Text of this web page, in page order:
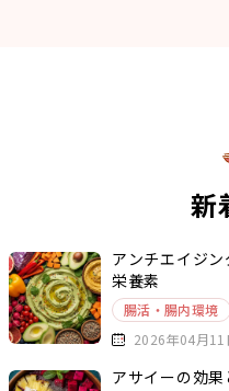
新
アンチエイジ
栄養素
腸活・腸内環境
2026年04月11
アサイーの効